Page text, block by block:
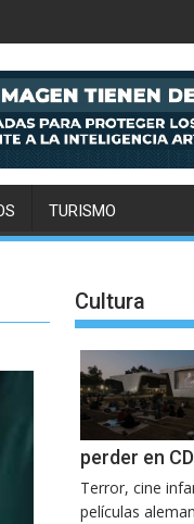
TURISMO
Cultura
perder en
Terror, cine
películas